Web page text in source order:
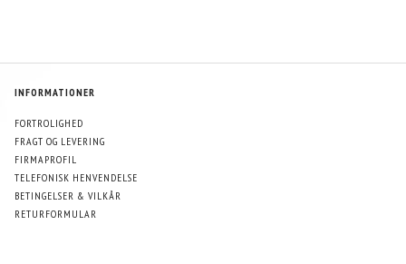
INFORMATIONER
FORTROLIGHED
FRAGT OG LEVERING
FIRMAPROFIL
TELEFONISK HENVENDELSE
BETINGELSER & VILKÅR
RETURFORMULAR